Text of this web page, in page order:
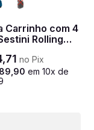
Carrinho com 4
Rolling
Sky - Azul
,71 no Pix
90 em 10x de